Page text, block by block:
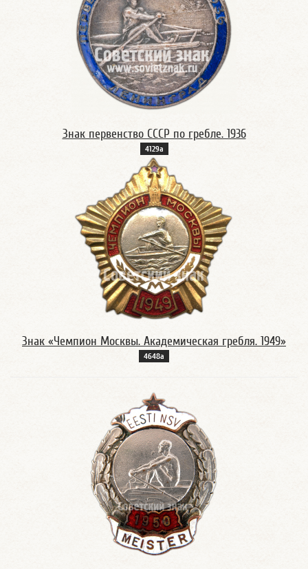
Знак первенство СССР по гребле. 1936
4129а
Знак «Чемпион Москвы. Академическая гребля. 1949»
4648а